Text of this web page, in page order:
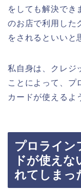
をしても解決でき
のお店で利用した
をされるといいと
私自身は、クレジ
ことによって、プ
カードが使えるよ
プロライン
ドが使え
れてしまっ